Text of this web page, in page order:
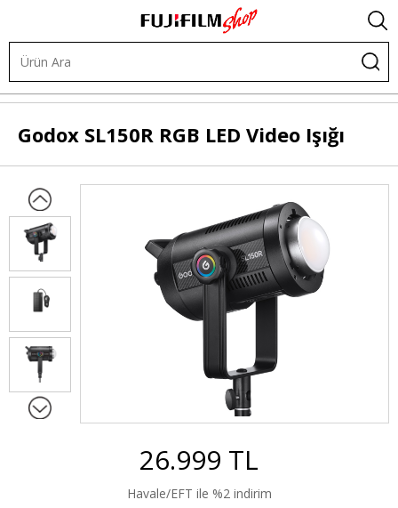
Şekillendirilebilir LED
Godox SL150R RGB LED Video Işığı
26.999 TL
Havale/EFT ile %2 indirim